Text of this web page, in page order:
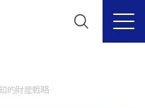
的財産戦略